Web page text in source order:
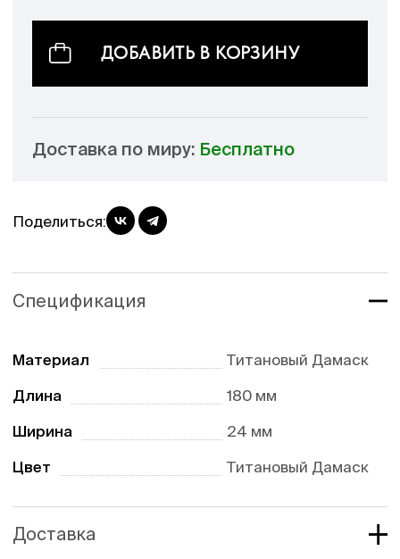
ДОБАВИТЬ В КОРЗИНУ
Доставка по миру: Бесплатно
Поделиться:
Спецификация
Материал Титановый Дамаск
Длина 180 мм
Ширина 24 мм
Цвет Титановый Дамаск
Доставка